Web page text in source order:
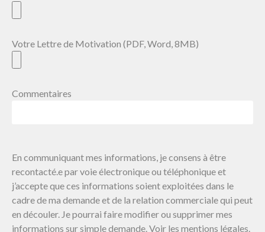
Votre Lettre de Motivation (PDF, Word, 8MB)
Commentaires
En communiquant mes informations, je consens à être
recontacté.e par voie électronique ou téléphonique et
j’accepte que ces informations soient exploitées dans le
cadre de ma demande et de la relation commerciale qui peut
en découler. Je pourrai faire modifier ou supprimer mes
informations sur simple demande. Voir les mentions légales.